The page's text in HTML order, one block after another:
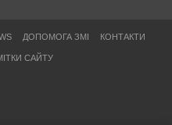
ДОПОМОГА ЗМІ КОНТАКТИ
САЙТУ